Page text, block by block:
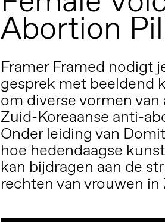
Abortion
Framer Framed nodigt
gesprek met beeldend
om diverse vormen
Zuid-Koreaanse anti-
Onder leiding van
hoe hedendaagse
kan bijdragen aan de
rechten van vrouwen in